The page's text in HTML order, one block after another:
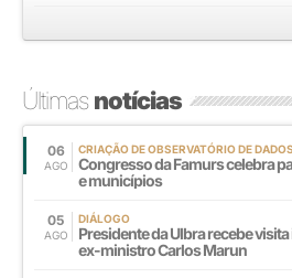
Últimasnotícias
06
AGO
CRIAÇÃO DE OBSERVATÓRIO DE DADOS
Congresso da Famurs celebra
e municípios
05
AGO
DIÁLOGO
Presidente da Ulbra recebe
ex-ministro Carlos Marun